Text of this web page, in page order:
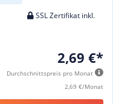
SSL Zertifikat inkl.
2,69 €*
Durchschnittspreis pro Monat
2,69 €/Monat